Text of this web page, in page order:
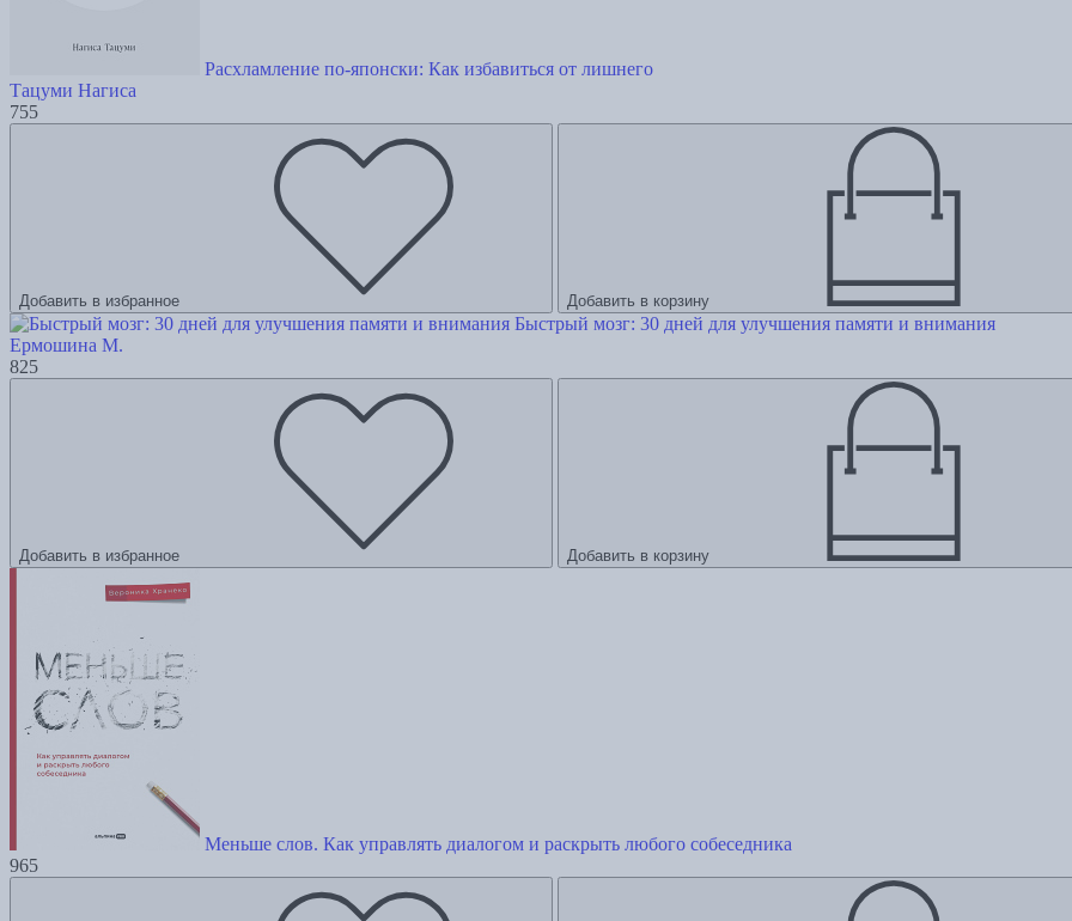
Расхламление по-японски: Как избавиться от лишнего
Тацуми Нагиса
755
Добавить в избранное Добавить в корзину
Быстрый мозг: 30 дней для улучшения памяти и внимания
Ермошина М.
825
Добавить в избранное Добавить в корзину
Меньше слов. Как управлять диалогом и раскрыть любого собеседника
965